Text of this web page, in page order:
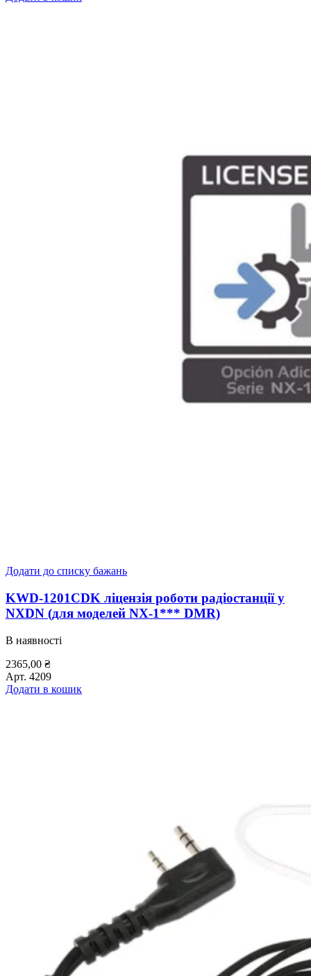
Додати до списку бажань
KWD-1201CDK ліцензія роботи радіостанції у
NXDN (для моделей NX-1*** DMR)
В наявності
2365,00 ₴
Арт. 4209
Додати в кошик